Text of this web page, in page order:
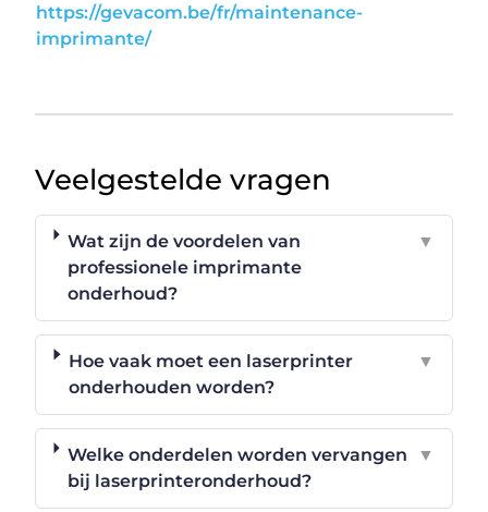
https://gevacom.be/fr/maintenance-
imprimante/
Veelgestelde vragen
Wat zijn de voordelen van
professionele imprimante
onderhoud?
▼
Hoe vaak moet een laserprinter
onderhouden worden?
▼
Welke onderdelen worden vervangen
bij laserprinteronderhoud?
▼